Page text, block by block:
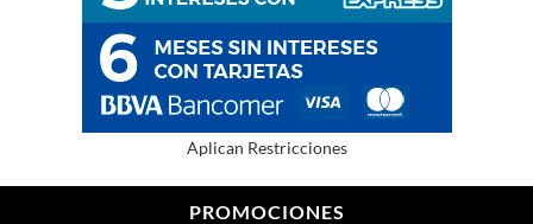
Aplican Restricciones
PROMOCIONES